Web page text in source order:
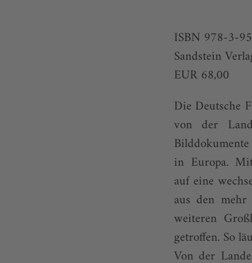
ISBN 978-3-
Sandstein
EUR 68,00
Die Deutsche
von der
in Europa.
auf eine
aus den
weiteren
getroffen. So
Von der